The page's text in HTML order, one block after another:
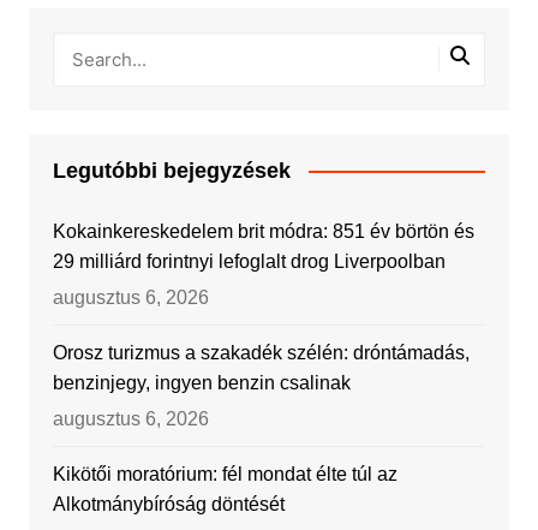
Legutóbbi bejegyzések
Kokainkereskedelem brit módra: 851 év börtön és
29 milliárd forintnyi lefoglalt drog Liverpoolban
augusztus 6, 2026
Orosz turizmus a szakadék szélén: dróntámadás,
benzinjegy, ingyen benzin csalinak
augusztus 6, 2026
Kikötői moratórium: fél mondat élte túl az
Alkotmánybíróság döntését